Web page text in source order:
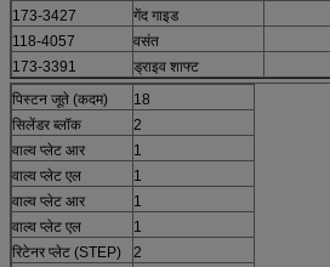
173-3427
गेंद गाइड
118-4057
वसंत
173-3391
ड्राइव शाफ्ट
पिस्टन जूते (कदम)
18
सिलेंडर ब्लॉक
2
वाल्व प्लेट आर
1
वाल्व प्लेट एल
1
वाल्व प्लेट आर
1
वाल्व प्लेट एल
1
रिटेनर प्लेट (STEP)
2